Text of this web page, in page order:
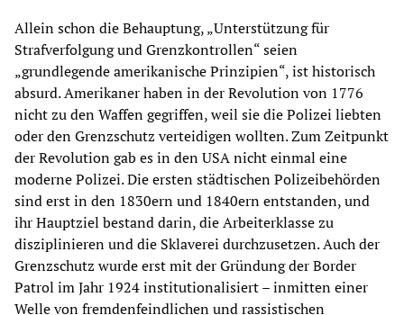
Allein schon die Behauptung, „Unterstützung für
Strafverfolgung und Grenzkontrollen“ seien
„grundlegende amerikanische Prinzipien“, ist historisch
absurd. Amerikaner haben in der Revolution von 1776
nicht zu den Waffen gegriffen, weil sie die Polizei liebten
oder den Grenzschutz verteidigen wollten. Zum Zeitpunkt
der Revolution gab es in den USA nicht einmal eine
moderne Polizei. Die ersten städtischen Polizeibehörden
sind erst in den 1830ern und 1840ern entstanden, und
ihr Hauptziel bestand darin, die Arbeiterklasse zu
disziplinieren und die Sklaverei durchzusetzen. Auch der
Grenzschutz wurde erst mit der Gründung der Border
Patrol im Jahr 1924 institutionalisiert – inmitten einer
Welle von fremdenfeindlichen und rassistischen